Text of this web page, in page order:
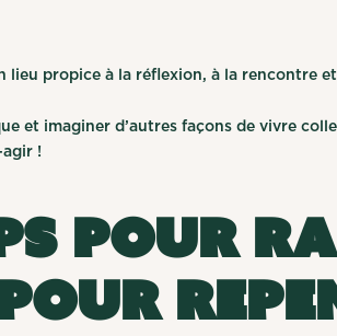
lieu propice à la réflexion, à la rencontre et
et imaginer d’autres façons de vivre
!
pour